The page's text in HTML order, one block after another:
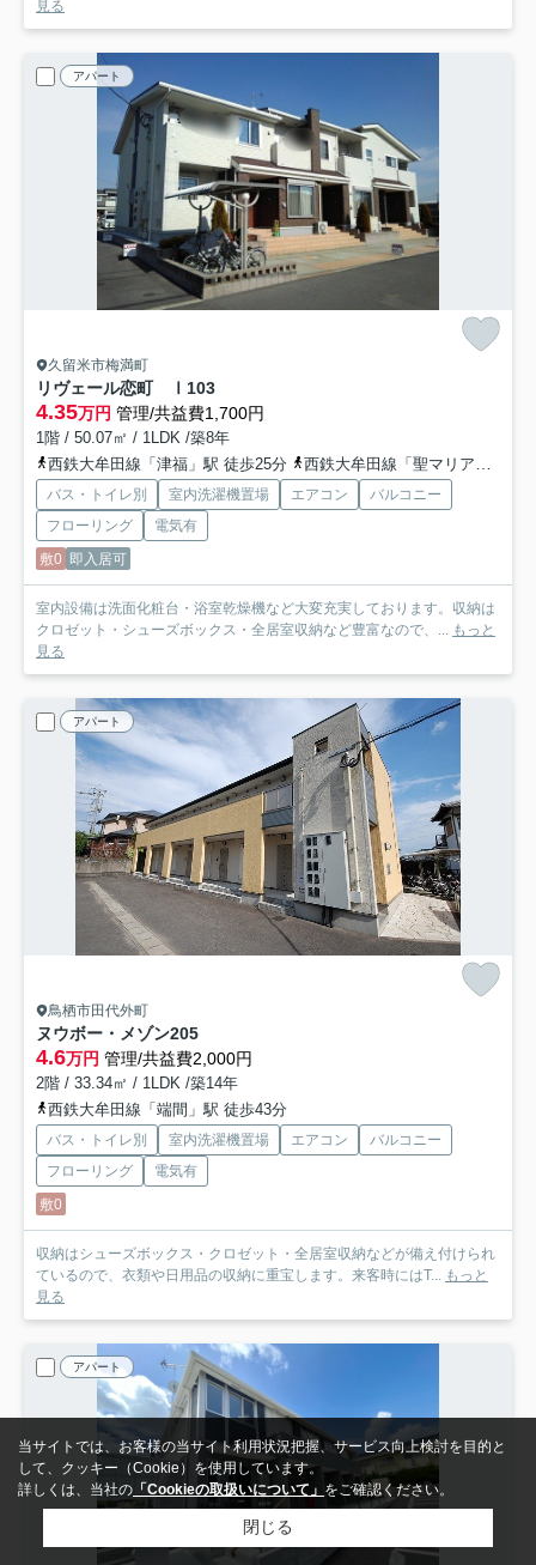
見る
アパート
久留米市梅満町
リヴェール恋町 Ⅰ 103
4.35万円 管理/共益費1,700円
1階 / 50.07㎡ / 1LDK /築8年
西鉄大牟田線「津福」駅 徒歩25分
西鉄大牟田線「聖マリア病院前」駅 徒歩34分
バス・トイレ別 室内洗濯機置場 エアコン
バルコニー
フローリング
電気有
敷0 即入居可
室内設備は洗面化粧台・浴室乾燥機など大変充実しております。収納は
クロゼット・シューズボックス・全居室収納など豊富なので、...
もっと
見る
アパート
鳥栖市田代外町
ヌウボー・メゾン205
4.6万円 管理/共益費2,000円
2階 / 33.34㎡ / 1LDK /築14年
西鉄大牟田線「端間」駅 徒歩43分
バス・トイレ別 室内洗濯機置場 エアコン
バルコニー
フローリング
電気有
敷0
収納はシューズボックス・クロゼット・全居室収納などが備え付けられ
ているので、衣類や日用品の収納に重宝します。来客時にはT... もっと
見る
アパート
当サイトでは、お客様の当サイト利用状況把握、サービス向上検討を目的と
して、クッキー（Cookie）を使用しています。
詳しくは、当社の 「Cookieの取扱いについて」 をご確認ください。
閉じる